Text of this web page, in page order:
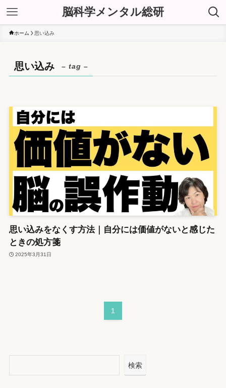
脳科学メンタル総研
ホーム 思い込み
思い込み – tag –
思い込みをなくす方法｜自分には価値がないと感じた
ときの処方箋
2025年3月31日
1
検索